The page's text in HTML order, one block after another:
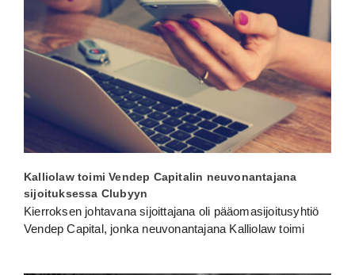
Kalliolaw toimi Vendep Capitalin neuvonantajana
sijoituksessa Clubyyn
Kierroksen johtavana sijoittajana oli pääomasijoitusyhtiö
Vendep Capital, jonka neuvonantajana Kalliolaw toimi